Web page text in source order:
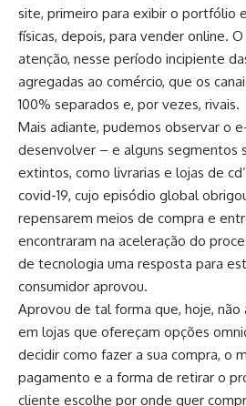
site, primeiro para exibir o portfólio
físicas, depois, para vender online.
atenção, nesse período incipiente
agregadas ao comércio, que os
100% separados e, por vezes, rivais.
Mais adiante, pudemos observar o
desenvolver – e alguns segmentos
extintos, como livrarias e lojas de
covid-19, cujo episódio global
repensarem meios de compra e
encontraram na aceleração do
de tecnologia uma resposta para
consumidor aprovou.
Aprovou de tal forma que, hoje,
em lojas que ofereçam opções
decidir como fazer a sua compra, o
pagamento e a forma de retirar o
cliente escolhe por onde quer